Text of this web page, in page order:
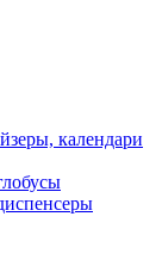
календари